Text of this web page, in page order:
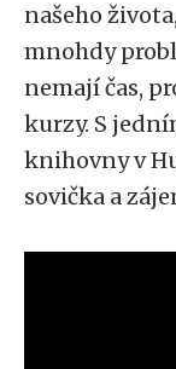
našeho
mnohdy
nemají čas,
kurzy. S
knihovny v
sovička a